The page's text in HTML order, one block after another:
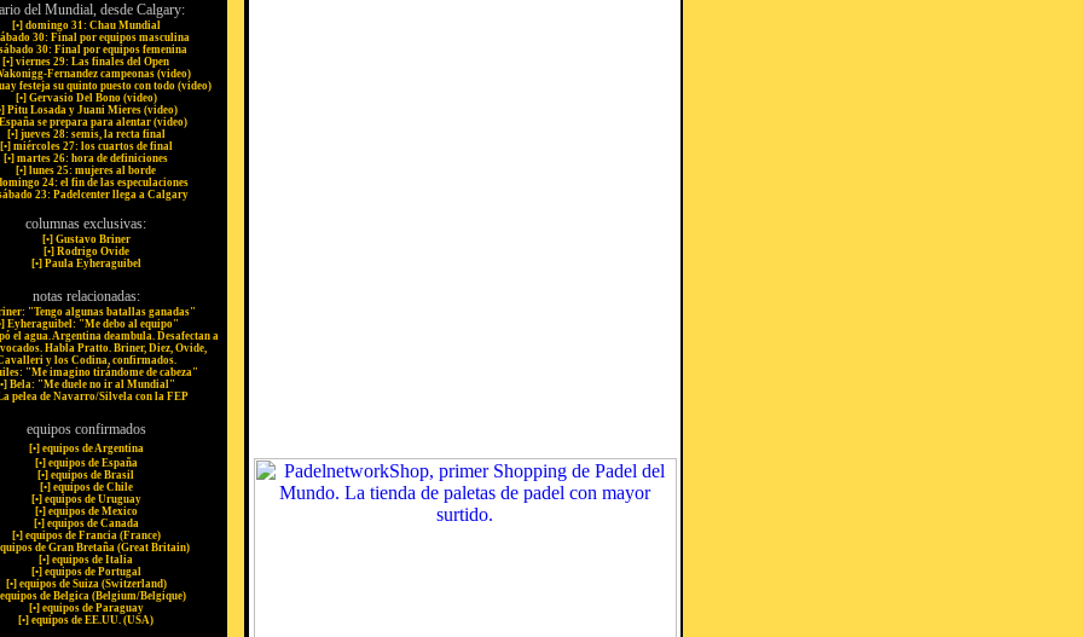
del Mundial, desde Calgary:
[•] domingo 31: Chau Mundial
30: Final por equipos masculina
30: Final por equipos femenina
[•] viernes 29: Las finales del Open
Fernandez campeonas (video)
festeja su quinto puesto con todo (video)
[•] Gervasio Del Bono (video)
] Pitu Losada y Juani Mieres (video)
se prepara para alentar (video)
[•] jueves 28: semis, la recta final
[•] miércoles 27: los cuartos de final
[•] martes 26: hora de definiciones
[•] lunes 25: mujeres al borde
24: el fin de las especulaciones
23: Padelcenter llega a Calgary
columnas exclusivas:
[•] Gustavo Briner
[•] Rodrigo Ovide
[•] Paula Eyheraguibel
notas relacionadas:
"Tengo algunas batallas ganadas"
] Eyheraguibel: "Me debo al equipo"
el agua. Argentina deambula. Desafectan a
Habla Pratto. Briner, Diez, Ovide,
y los Codina, confirmados.
"Me imagino tirándome de cabeza"
•] Bela: "Me duele no ir al Mundial"
pelea de Navarro/Silvela con la FEP
equipos confirmados
[•] equipos de Argentina
[•] equipos de España
[•] equipos de Brasil
[•] equipos de Chile
[•] equipos de Uruguay
[•] equipos de Mexico
[•] equipos de Canada
[•] equipos de Francia (France)
de Gran Bretaña (Great Britain)
[•] equipos de Italia
[•] equipos de Portugal
[•] equipos de Suiza (Switzerland)
de Belgica (Belgium/Belgique)
[•] equipos de Paraguay
[•] equipos de EE.UU. (USA)